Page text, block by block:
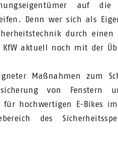
auf die
Denn wer sich als
durch einen
aktuell noch mit der
Maßnahmen zum
von Fenstern
für hochwertigen E-Bikes
des